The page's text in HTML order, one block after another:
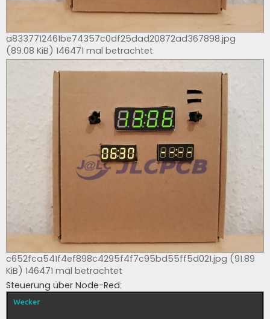
a8337712461be74357c0df25dad20872ad367898.jpg
(89.08 KiB) 146471 mal betrachtet
c652fca541f4ef898c4295f4f7c95bd55ff5d021.jpg (91.89
KiB) 146471 mal betrachtet
Steuerung über Node-Red: